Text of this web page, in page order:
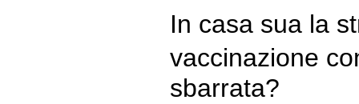
In casa sua la
vaccinazione
sbarrata?